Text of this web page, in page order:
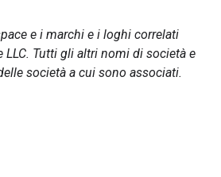
e i marchi e i loghi correlati
LLC. Tutti gli altri nomi di società e
società a cui sono associati.